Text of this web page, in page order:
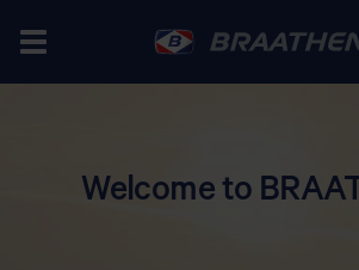
Welcome to